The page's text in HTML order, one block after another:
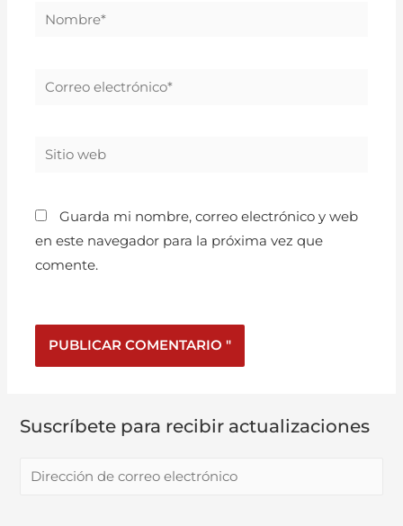
Guarda mi nombre, correo electrónico y web
en este navegador para la próxima vez que
comente.
Suscríbete para recibir actualizaciones